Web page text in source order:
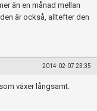
än en månad mellan
är också, alltefter den
2014-02-07 23:35
växer långsamt.